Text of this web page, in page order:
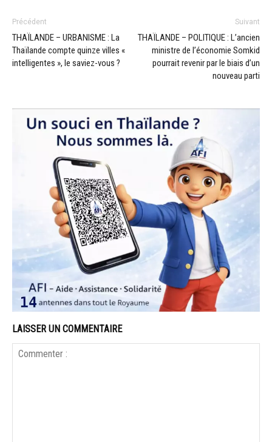
Précédent
THAÏLANDE – URBANISME : La
Thaïlande compte quinze villes «
intelligentes », le saviez-vous ?
Suivant
THAÏLANDE – POLITIQUE : L’ancien
ministre de l’économie Somkid
pourrait revenir par le biais d’un
nouveau parti
LAISSER UN COMMENTAIRE